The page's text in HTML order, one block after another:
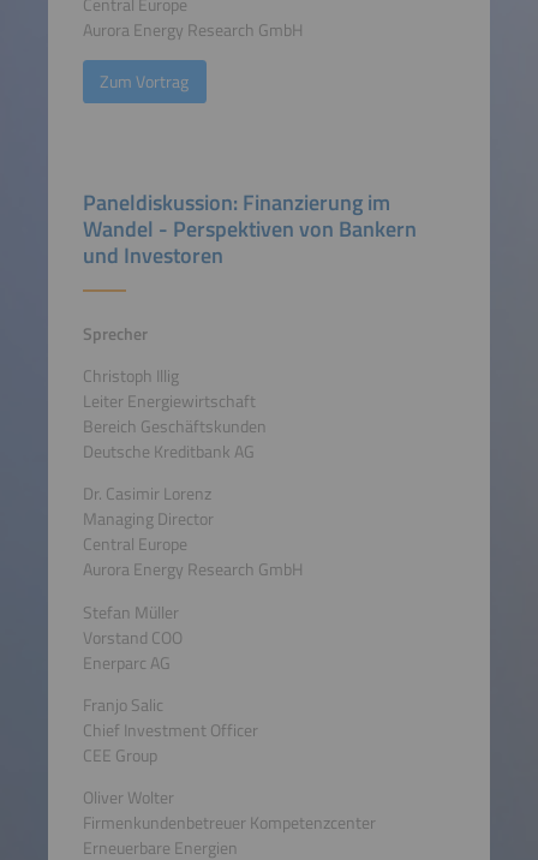
Aurora Energy Research GmbH
Zum Vortrag
Paneldiskussion: Finanzierung im
Wandel - Perspektiven von Bankern
und Investoren
Sprecher
Christoph Illig
Leiter Energiewirtschaft
Bereich Geschäftskunden
Deutsche Kreditbank AG
Dr. Casimir Lorenz
Managing Director
Central Europe
Aurora Energy Research GmbH
Stefan Müller
Vorstand COO
Enerparc AG
Franjo Salic
Chief Investment Officer
CEE Group
Oliver Wolter
Firmenkundenbetreuer Kompetenzcenter
Erneuerbare Energien